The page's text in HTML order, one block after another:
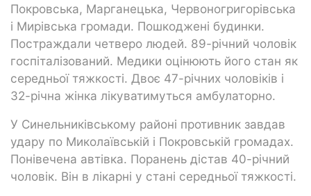
Покровська, Марганецька, Червоногригорівська
і Мирівська громади. Пошкоджені будинки.
Постраждали четверо людей. 89-річний чоловік
госпіталізований. Медики оцінюють його стан як
середньої тяжкості. Двоє 47-річних чоловіків і
32-річна жінка лікуватимуться амбулаторно.
У Синельниківському районі противник завдав
удару по Миколаївській і Покровській громадах.
Понівечена автівка. Поранень дістав 40-річний
чоловік. Він в лікарні у стані середньої тяжкості.